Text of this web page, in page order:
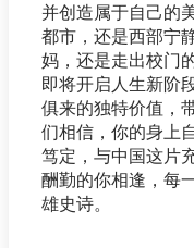
并创造属于自己的
都市，还是西部宁
妈，还是走出校门
即将开启人生新阶
俱来的独特价值，
们相信，你的身上
笃定，与中国这片
酬勤的你相逢，每
雄史诗。